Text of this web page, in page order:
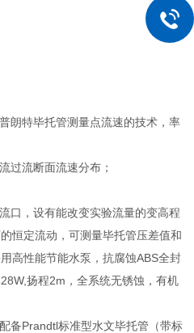
特毕托管测量点流速的技术，率
流断面流速分布；
口，设有能改变实验流量的变高程
恒定流动，可测量毕托管压差值和
高性能节能水泵，抗腐蚀ABS全封
扬程2m，全系统无锈蚀，有机
备Prandtl标准型水文毕托管（带标